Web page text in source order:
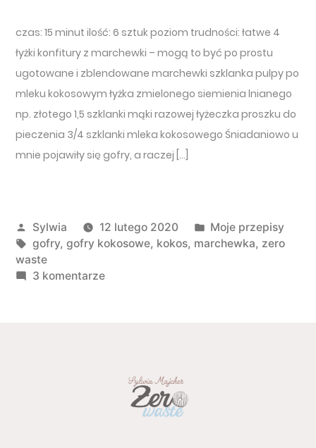
czas: 15 minut ilość: 6 sztuk poziom trudności: łatwe 4
łyżki konfitury z marchewki – mogą to być po prostu
ugotowane i zblendowane marchewki szklanka pulpy po
mleku kokosowym łyżka zmielonego siemienia lnianego
np. złotego 1,5 szklanki mąki razowej łyżeczka proszku do
pieczenia 3/4 szklanki mleka kokosowego Śniadaniowo u
mnie pojawiły się gofry, a raczej […]
Opublikowany przez
Sylwia 12 lutego 2020 Opublikowano w
Moje przepisy
Tagi:
gofry, gofry kokosowe, kokos, marchewka, zero
waste
3 komentarzedo Gofry kokosowo – marchewkowe